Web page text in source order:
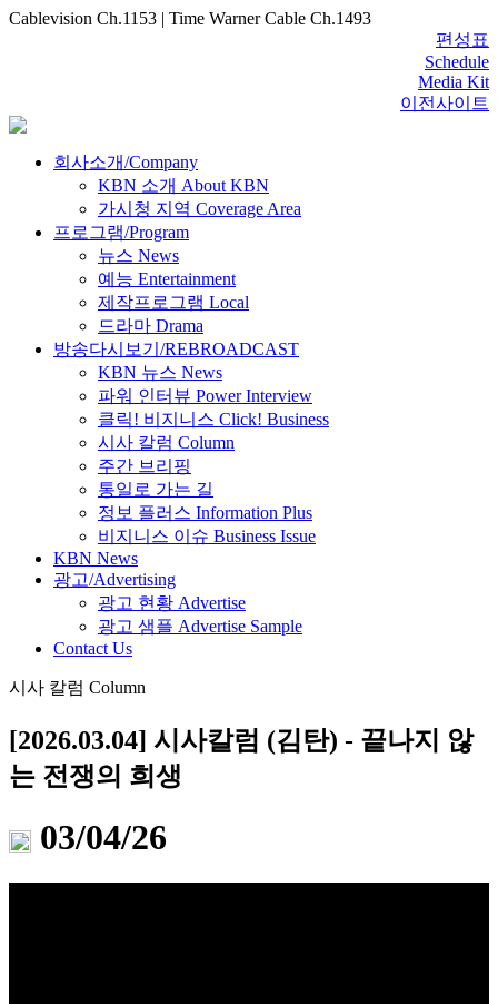
Cablevision Ch.1153 | Time Warner Cable Ch.1493
편성표
Schedule
Media Kit
이전사이트
회사소개/Company
KBN 소개 About KBN
가시청 지역 Coverage Area
프로그램/Program
뉴스 News
예능 Entertainment
제작프로그램 Local
드라마 Drama
방송다시보기/REBROADCAST
KBN 뉴스 News
파워 인터뷰 Power Interview
클릭! 비지니스 Click! Business
시사 칼럼 Column
주간 브리핑
통일로 가는 길
정보 플러스 Information Plus
비지니스 이슈 Business Issue
KBN News
광고/Advertising
광고 현황 Advertise
광고 샘플 Advertise Sample
Contact Us
시사 칼럼 Column
[2026.03.04] 시사칼럼 (김탄) - 끝나지 않
는 전쟁의 희생
03/04/26